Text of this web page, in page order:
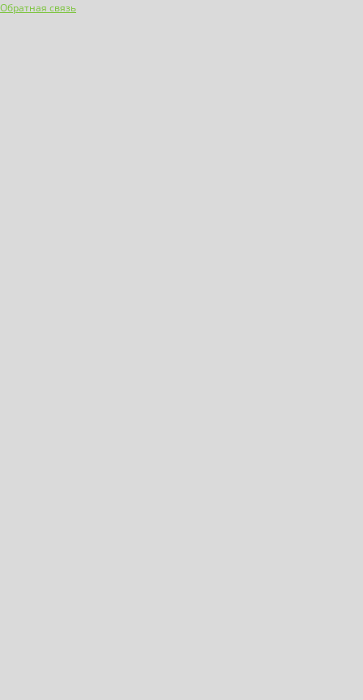
Обратная связь